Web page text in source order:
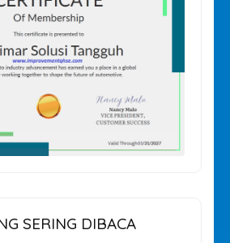
SERING DIBACA